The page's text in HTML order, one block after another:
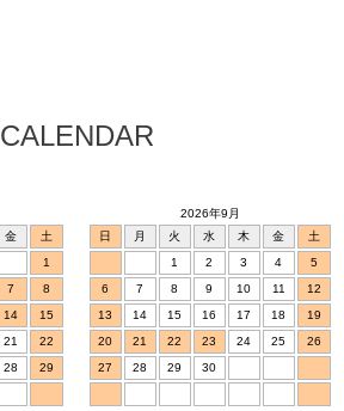
CALENDAR
金
土
1
7
8
14
15
21
22
28
29
2026年9月
日
月 火 水 木 金
土
1
2 3 4
5
6
7 8 9 10 11
12
13
14 15 16 17 18
19
20
21 22 23 24 25
26
27
28 29 30